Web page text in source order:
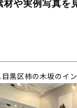
材や実例写真を
目黒区柿の木坂のイ